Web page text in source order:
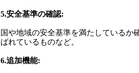
5.安全基準の確認:
国や地域の安全基準を満たしているか
ばれているものなど。
6.追加機能: